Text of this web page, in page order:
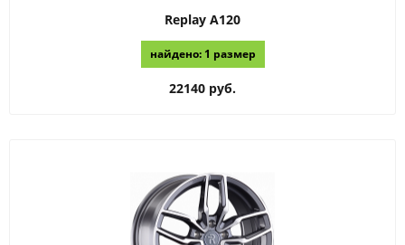
Replay A120
найдено: 1 размер
22140 руб.